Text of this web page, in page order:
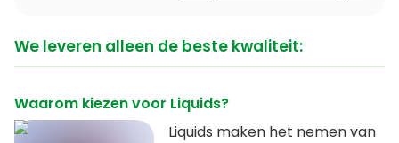
We leveren alleen de beste kwaliteit:
Waarom kiezen voor Liquids?
Liquids maken het nemen van